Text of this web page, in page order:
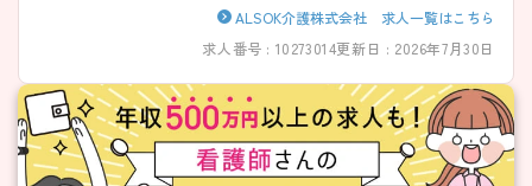
ALSOK介護株式会社 求人一覧はこちら
求人番号 : 10273014更新日 : 2026年7月30日